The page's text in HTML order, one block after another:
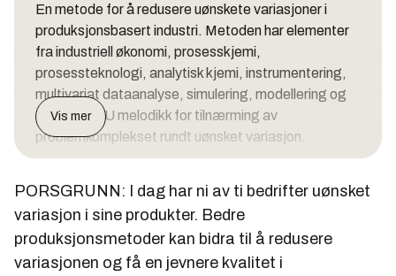
En metode for å redusere uønskete variasjoner i
produksjonsbasert industri. Metoden har elementer
fra industriell økonomi, prosesskjemi,
prosessteknologi, analytisk kjemi, instrumentering,
multivariat dataanalyse, simulering, modellering og
generell FoU melodikk for tilnærming av
problemkomplekset rundt uønsket variasjon.
Vis mer
PORSGRUNN: I dag har ni av ti bedrifter uønsket
variasjon i sine produkter. Bedre
produksjonsmetoder kan bidra til å redusere
variasjonen og få en jevnere kvalitet i